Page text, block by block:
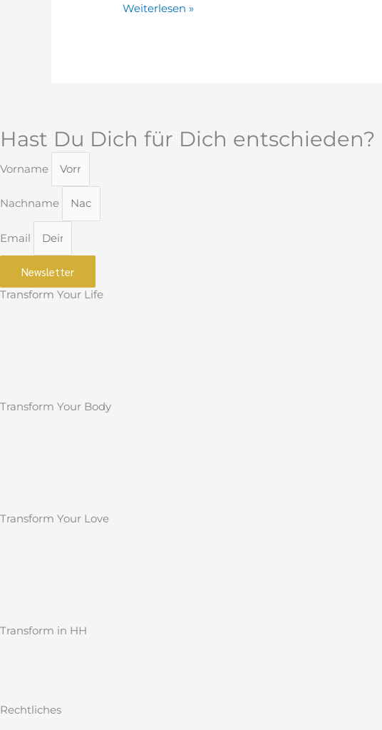
Weiterlesen »
Hast Du Dich für Dich entschieden?
Vorname
Nachname
Email
Newsletter
Transform Your Life
Transform Your Body
Transform Your Love
Transform in HH
Rechtliches